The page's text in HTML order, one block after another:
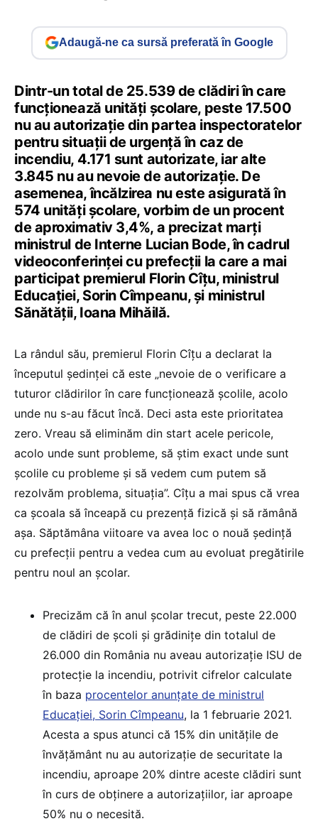
Adaugă-ne ca sursă preferată în Google
Dintr-un total de 25.539 de clădiri în care
funcționează unități școlare, peste 17.500
nu au autorizație din partea inspectoratelor
pentru situații de urgență în caz de
incendiu, 4.171 sunt autorizate, iar alte
3.845 nu au nevoie de autorizație. De
asemenea,încălzirea nu este asigurată în
574 unități școlare, vorbim de un procent
de aproximativ 3,4%, a precizat marți
ministrul de Interne Lucian Bode, în cadrul
videoconferinței cu prefecții la care a mai
participat premierul Florin Cîțu, ministrul
Educației, Sorin Cîmpeanu, și ministrul
Sănătății, Ioana Mihăilă.
La rândul său, premierul Florin Cîțu a declarat la
începutul ședinței că este „nevoie de o verificare a
tuturor clădirilor în care funcţionează şcolile, acolo
unde nu s-au făcut încă. Deci asta este prioritatea
zero. Vreau să eliminăm din start acele pericole,
acolo unde sunt probleme, să ştim exact unde sunt
şcolile cu probleme şi să vedem cum putem să
rezolvăm problema, situaţia”. Cîțu a mai spus că vrea
ca școala să înceapă cu prezență fizică și să rămână
așa. Săptămâna viitoare va avea loc o nouă ședință
cu prefecții pentru a vedea cum au evoluat pregătirile
pentru noul an școlar.
Precizăm că în anul școlar trecut, peste 22.000
de clădiri de școli și grădinițe din totalul de
26.000 din România nu aveau autorizație ISU de
protecție la incendiu, potrivit cifrelor calculate
în baza procentelor anunțate de ministrul
Educației, Sorin Cîmpeanu, la 1 februarie 2021.
Acesta a spus atunci că 15% din unitățile de
învățământ nu au autorizație de securitate la
incendiu, aproape 20% dintre aceste clădiri sunt
în curs de obținere a autorizațiilor, iar aproape
50% nu o necesită.